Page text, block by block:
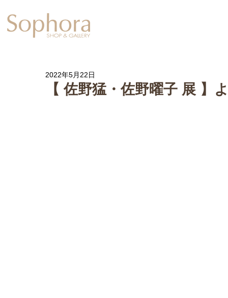
【 佐野猛・佐野曜子 展 】
2022年5月22日